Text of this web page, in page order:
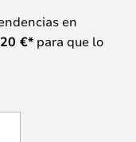
en
20 €*para que lo